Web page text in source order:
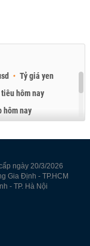
Tỷ giá yen
tiêu hôm nay
hôm nay
ngày 20/3/2026
Gia Định - TP.HCM
- TP. Hà Nội